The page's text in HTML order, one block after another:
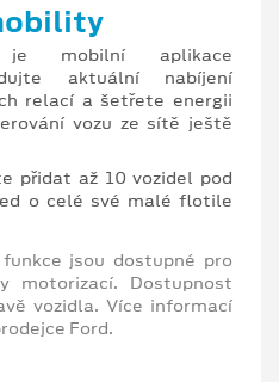
je mobilní aplikace
aktuální nabíjení
relací a šetřete energii
vozu ze sítě ještě
přidat až 10 vozidel pod
o celé své malé flotile
jsou dostupné pro
motorizací. Dostupnost
vozidla. Více informací
Ford.